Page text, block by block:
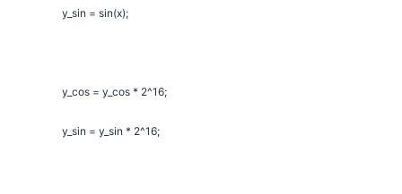
y_sin = sin(x);
y_cos = y_cos * 2^16;
y_sin = y_sin * 2^16;